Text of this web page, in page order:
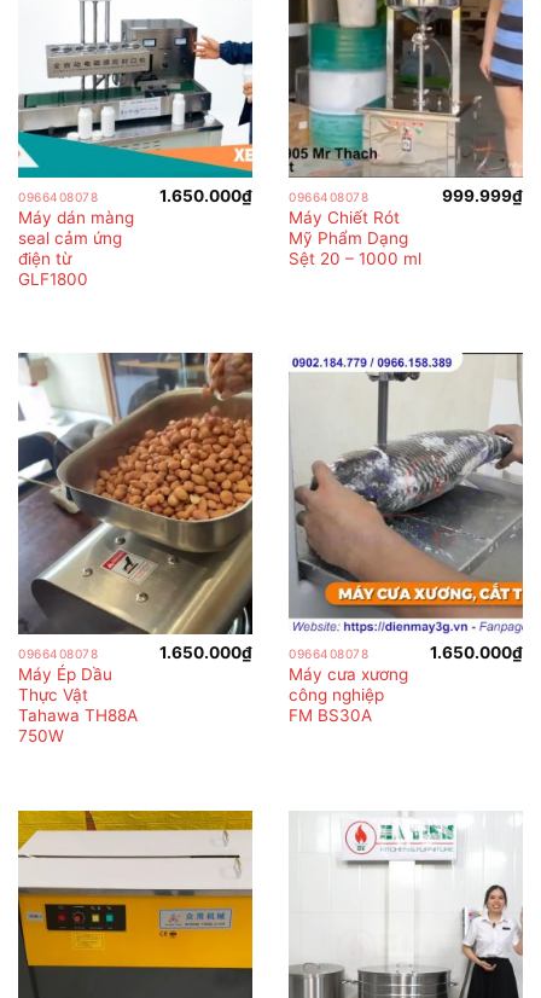
0966408078
Máy dán màng
seal cảm ứng
điện từ
GLF1800
1.650.000₫ 0966408078
Máy Chiết Rót
Mỹ Phẩm Dạng
Sệt 20 – 1000 ml
999.999₫
0966408078
Máy Ép Dầu
Thực Vật
Tahawa TH88A
750W
1.650.000₫ 0966408078
Máy cưa xương
công nghiệp
FM BS30A
1.650.000₫